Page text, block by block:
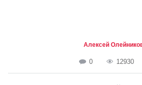
Алексей
0 12930